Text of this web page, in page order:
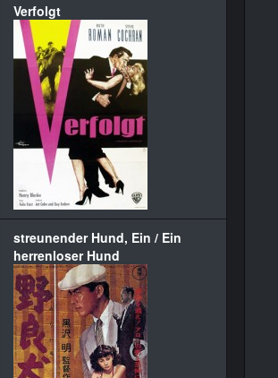
Verfolgt
streunender Hund, Ein / Ein
herrenloser Hund